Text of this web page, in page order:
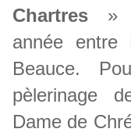
Chartres »
année
Beauce.
pèlerinage
Dame de